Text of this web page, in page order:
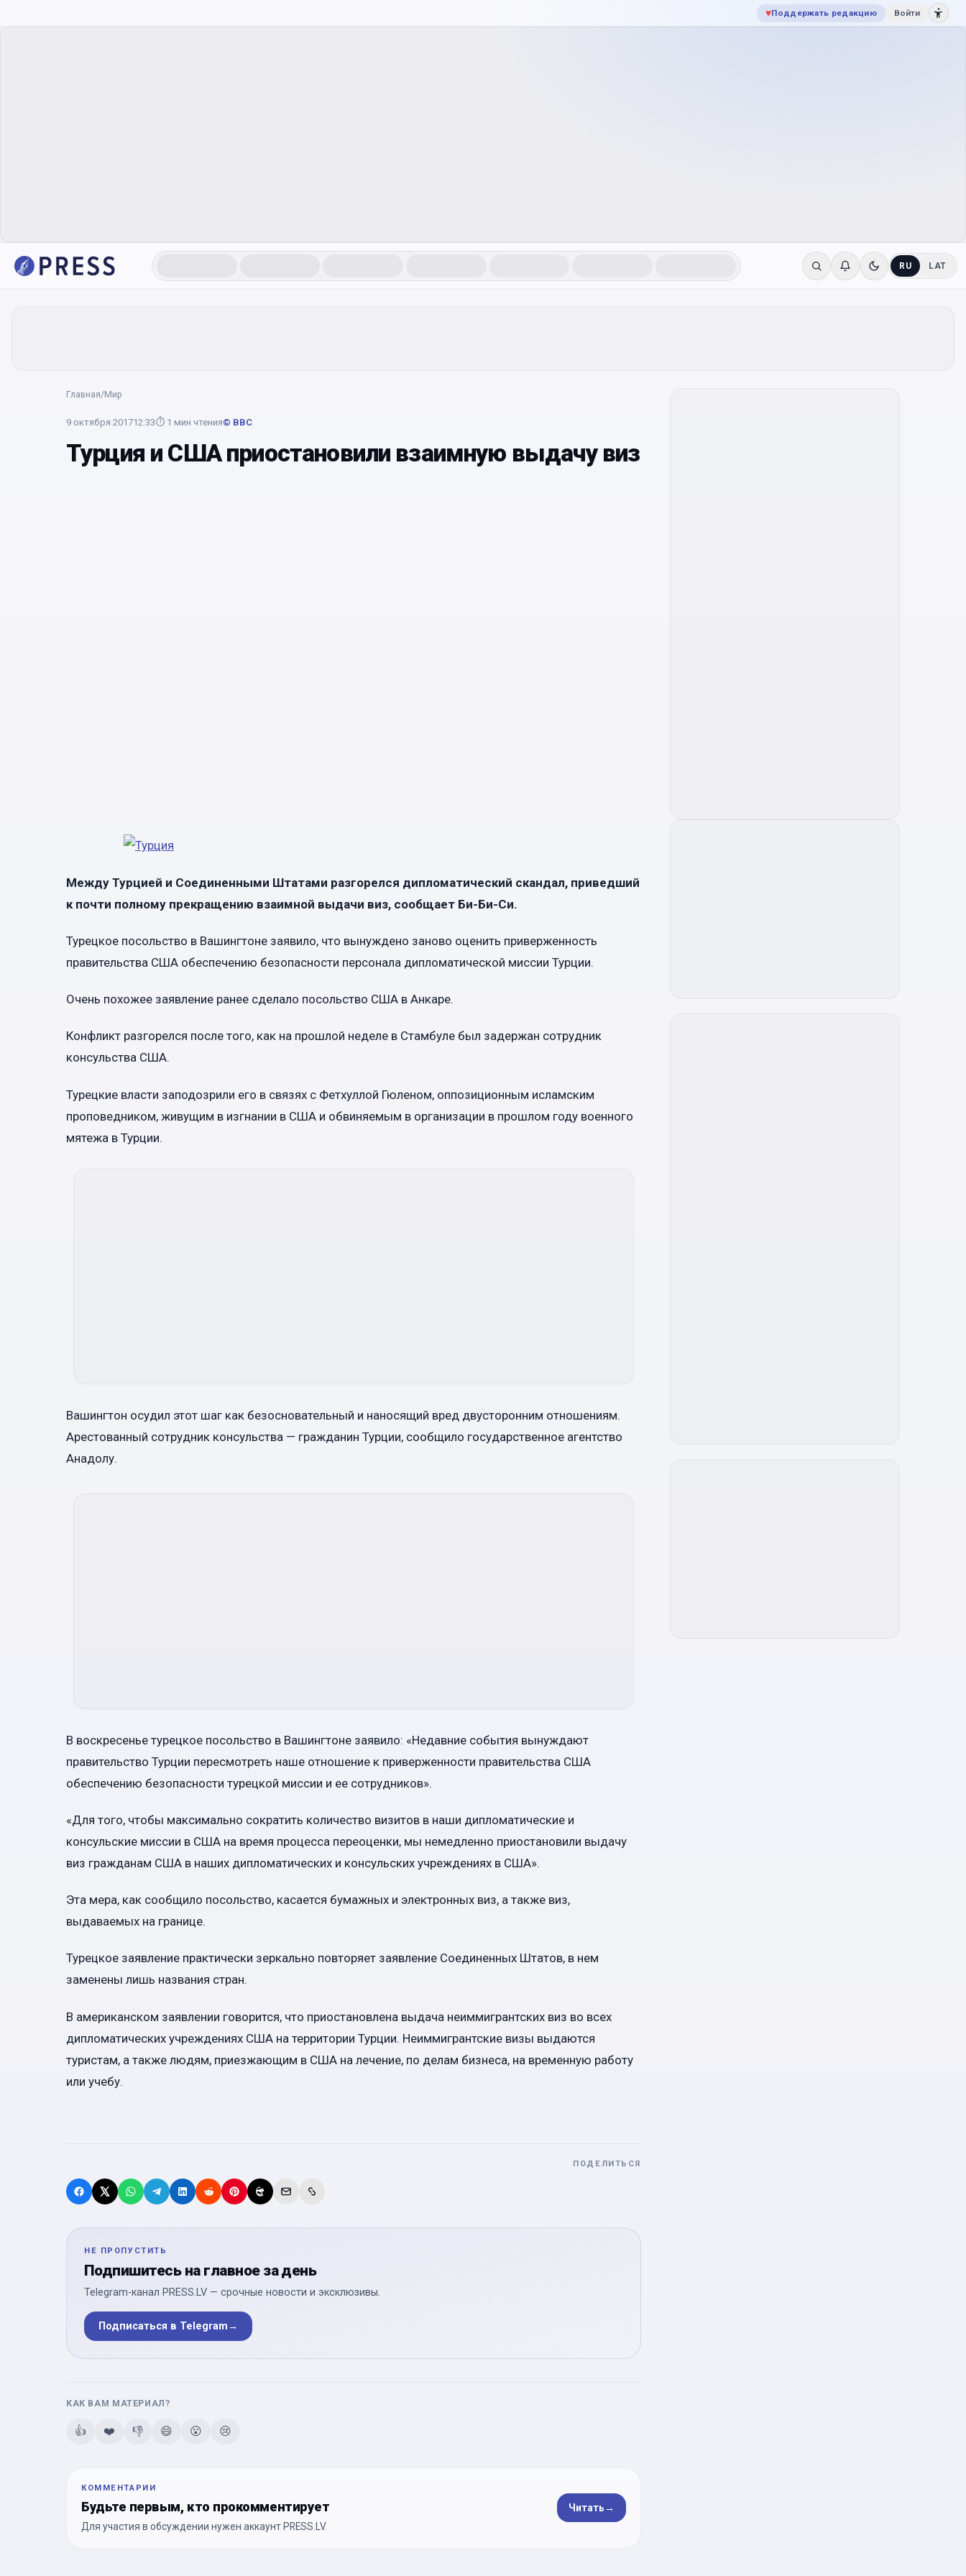
♥Поддержать редакцию Войти
RU LAT
Главная/Мир
9 октября 201712:33⏱ 1 мин чтения© BBC
Турция и США приостановили взаимную выдачу виз
Между Турцией и Соединенными Штатами разгорелся дипломатический скандал, приведший
к почти полному прекращению взаимной выдачи виз, сообщает Би-Би-Си.
Турецкое посольство в Вашингтоне заявило, что вынуждено заново оценить приверженность
правительства США обеспечению безопасности персонала дипломатической миссии Турции.
Очень похожее заявление ранее сделало посольство США в Анкаре.
Конфликт разгорелся после того, как на прошлой неделе в Стамбуле был задержан сотрудник
консульства США.
Турецкие власти заподозрили его в связях с Фетхуллой Гюленом, оппозиционным исламским
проповедником, живущим в изгнании в США и обвиняемым в организации в прошлом году военного
мятежа в Турции.
Вашингтон осудил этот шаг как безосновательный и наносящий вред двусторонним отношениям.
Арестованный сотрудник консульства — гражданин Турции, сообщило государственное агентство
Анадолу.
В воскресенье турецкое посольство в Вашингтоне заявило: «Недавние события вынуждают
правительство Турции пересмотреть наше отношение к приверженности правительства США
обеспечению безопасности турецкой миссии и ее сотрудников».
«Для того, чтобы максимально сократить количество визитов в наши дипломатические и
консульские миссии в США на время процесса переоценки, мы немедленно приостановили выдачу
виз гражданам США в наших дипломатических и консульских учреждениях в США».
Эта мера, как сообщило посольство, касается бумажных и электронных виз, а также виз,
выдаваемых на границе.
Турецкое заявление практически зеркально повторяет заявление Соединенных Штатов, в нем
заменены лишь названия стран.
В американском заявлении говорится, что приостановлена выдача неиммигрантских виз во всех
дипломатических учреждениях США на территории Турции. Неиммигрантские визы выдаются
туристам, а также людям, приезжающим в США на лечение, по делам бизнеса, на временную работу
или учебу.
ПОДЕЛИТЬСЯ
НЕ ПРОПУСТИТЬ
Подпишитесь на главное за день
Telegram-канал PRESS.LV — срочные новости и эксклюзивы.
Подписаться в Telegram→
КАК ВАМ МАТЕРИАЛ?
👍 ❤️ 👎 😄 😮 😢
КОММЕНТАРИИ
Будьте первым, кто прокомментирует
Для участия в обсуждении нужен аккаунт PRESS.LV.
Читать→